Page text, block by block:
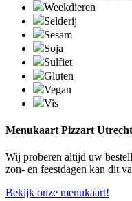
Weekdieren
Selderij
Sesam
Soja
Sulfiet
Gluten
Vegan
Vis
Menukaart Pizzart Utrecht
Wij proberen altijd uw
zon- en feestdagen kan dit
Bekijk onze menukaart!